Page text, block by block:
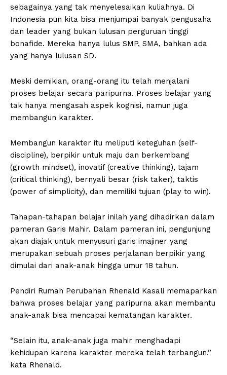
sebagainya yang tak menyelesaikan kuliahnya. Di
Indonesia pun kita bisa menjumpai banyak pengusaha
dan leader yang bukan lulusan perguruan tinggi
bonafide. Mereka hanya lulus SMP, SMA, bahkan ada
yang hanya lulusan SD.
Meski demikian, orang-orang itu telah menjalani
proses belajar secara paripurna. Proses belajar yang
tak hanya mengasah aspek kognisi, namun juga
membangun karakter.
Membangun karakter itu meliputi keteguhan (self-
discipline), berpikir untuk maju dan berkembang
(growth mindset), inovatif (creative thinking), tajam
(critical thinking), bernyali besar (risk taker), taktis
(power of simplicity), dan memiliki tujuan (play to win).
Tahapan-tahapan belajar inilah yang dihadirkan dalam
pameran Garis Mahir. Dalam pameran ini, pengunjung
akan diajak untuk menyusuri garis imajiner yang
merupakan sebuah proses perjalanan berpikir yang
dimulai dari anak-anak hingga umur 18 tahun.
Pendiri Rumah Perubahan Rhenald Kasali memaparkan
bahwa proses belajar yang paripurna akan membantu
anak-anak bisa mencapai kematangan karakter.
“Selain itu, anak-anak juga mahir menghadapi
kehidupan karena karakter mereka telah terbangun,”
kata Rhenald.